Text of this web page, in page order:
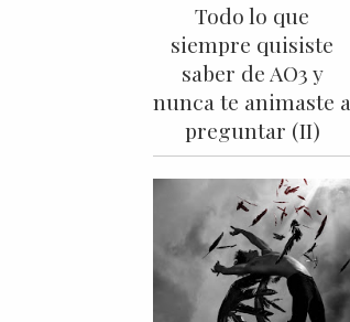
Todo lo que
siempre quisiste
saber de AO3 y
nunca te animaste a
preguntar (II)